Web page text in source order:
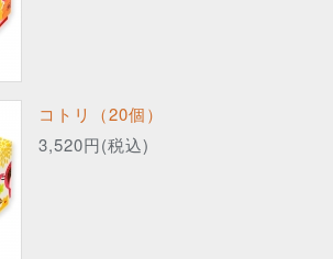
コトリ（20個）
3,520円(税込)